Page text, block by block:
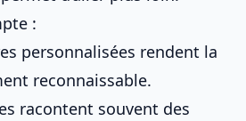
:
personnalisées rendent la
reconnaissable.
racontent souvent des